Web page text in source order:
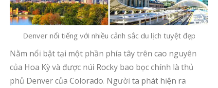
Denver nổi tiếng với nhiều cảnh sắc du lịch tuyệt đẹp
Nằm nổi bật tại một phần phía tây trên cao nguyên
của Hoa Kỳ và được núi Rocky bao bọc chính là thủ
phủ Denver của Colorado. Người ta phát hiện ra